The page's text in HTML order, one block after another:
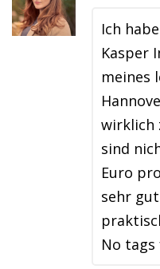
Ich
Kasper
meines
wirklich
sind
Euro
sehr
No